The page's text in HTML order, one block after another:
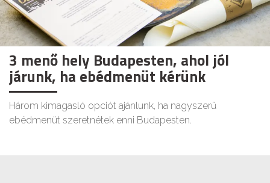
3 menő hely Budapesten, ahol jól
járunk, ha ebédmenüt kérünk
Három kimagasló opciót ajánlunk, ha nagyszerű
ebédmenüt szeretnétek enni Budapesten.